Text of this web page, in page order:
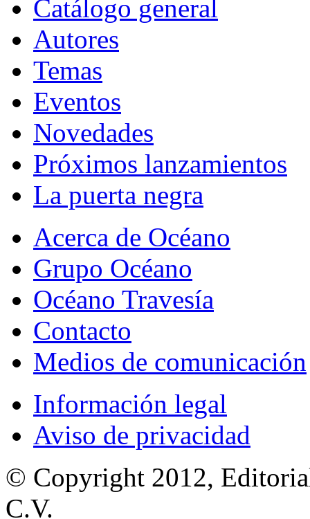
Catálogo general
Autores
Temas
Eventos
Novedades
Próximos lanzamientos
La puerta negra
Acerca de Océano
Grupo Océano
Océano Travesía
Contacto
Medios de comunicación
Información legal
Aviso de privacidad
© Copyright 2012,
C.V.